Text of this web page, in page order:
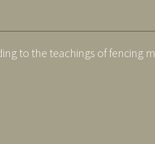
to the teachings of fencing